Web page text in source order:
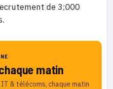
de 3;000
matin
& télécoms, chaque matin